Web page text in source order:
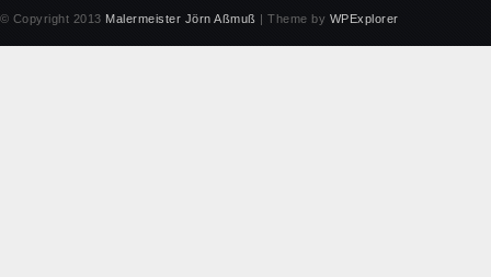
© Copyright 2013 Malermeister Jörn Aßmuß | Theme by WPExplorer